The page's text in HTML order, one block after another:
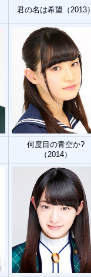
君の名は希望（2013）
何度目の青空か?
（2014）